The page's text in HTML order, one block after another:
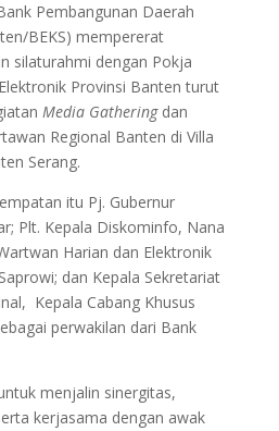
Pembangunan Daerah
BEKS) mempererat
silaturahmi dengan Pokja
Provinsi Banten turut
Media Gathering dan
Regional Banten di Villa
Serang.
itu Pj. Gubernur
Plt. Kepala Diskominfo, Nana
Harian dan Elektronik
dan Kepala Sekretariat
Kepala Cabang Khusus
perwakilan dari Bank
menjalin sinergitas,
kerjasama dengan awak